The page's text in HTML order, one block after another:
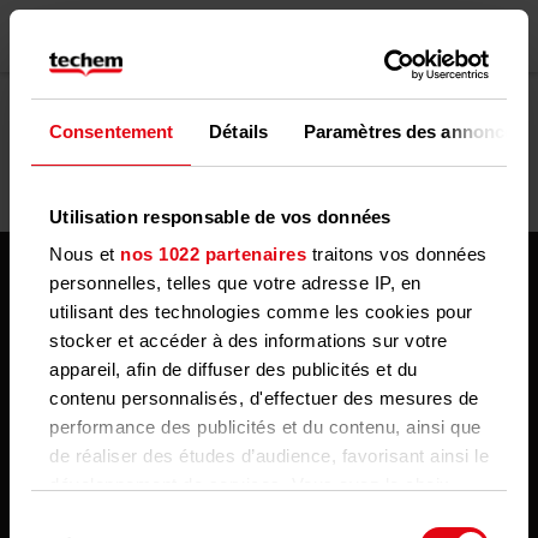
Consentement Détails Paramètres des annonces
Utilisation responsable de vos données
Nous et nos 1022 partenaires traitons vos données
personnelles, telles que votre adresse IP, en
utilisant des technologies comme les cookies pour
stocker et accéder à des informations sur votre
appareil, afin de diffuser des publicités et du
contenu personnalisés, d'effectuer des mesures de
performance des publicités et du contenu, ainsi que
de réaliser des études d’audience, favorisant ainsi le
Information et service
A propos de Techem